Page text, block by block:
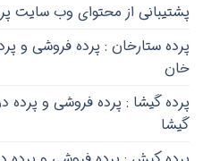
پشتیبانی از محتوای وب سایت
پرده ستارخان : پرده فروشی و
خان
پرده گیشا : پرده فروشی و
گیشا